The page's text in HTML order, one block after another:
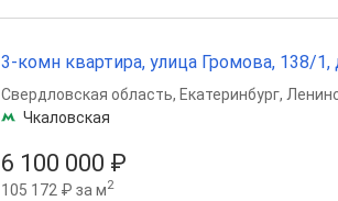
3-комн квартира, улица Громова, 138/1,
6 100 000 ₽
105 172 ₽ за м2
Свердловская область, Екатеринбург,
Чкаловская